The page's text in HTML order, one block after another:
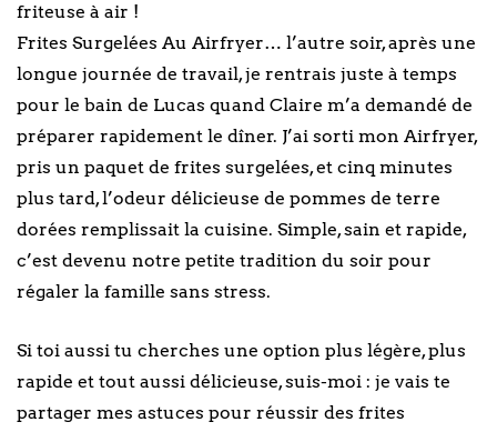
friteuse à air !
Frites Surgelées Au Airfryer… l’autre soir, après une
longue journée de travail, je rentrais juste à temps
pour le bain de Lucas quand Claire m’a demandé de
préparer rapidement le dîner. J’ai sorti mon Airfryer,
pris un paquet de frites surgelées, et cinq minutes
plus tard, l’odeur délicieuse de pommes de terre
dorées remplissait la cuisine. Simple, sain et rapide,
c’est devenu notre petite tradition du soir pour
régaler la famille sans stress.
Si toi aussi tu cherches une option plus légère, plus
rapide et tout aussi délicieuse, suis-moi : je vais te
partager mes astuces pour réussir des frites